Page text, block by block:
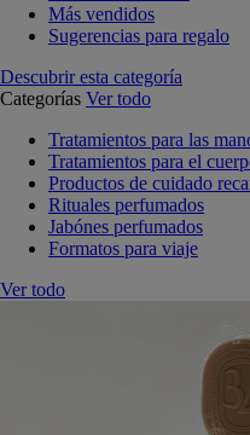
Más vendidos
Sugerencias para regalo
Descubrir esta categoría
Categorías Ver todo
Tratamientos para las
Tratamientos para el
Productos de cuidado
Rituales perfumados
Jabónes perfumados
Formatos para viaje
Ver todo